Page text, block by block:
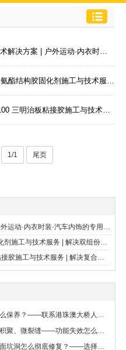
西卡纺织品胶粘剂技术解决方案 | 户外运动·内衣时装·汽车内饰的专用粘接 | 广州达高·西卡28年服务商
SikaForce®-7010 聚氨酯结构胶固化剂施工与技术服务 | 解决双组份结构胶的精确配比与防潮管理难题 | 广州达高·西卡28年服务商SikaForce 7010聚氨酯结构胶固化剂
SikaForce®-7710 L100 三明治板粘接胶施工与技术服务 | 解决复合板材的结构粘接与精确配比难题 | 广州达高·西卡28年服务商SikaForce 7710 L100三明治板粘接胶
1/1 尾页
SikaForce®-7010 聚氨酯结构胶固化剂施工与技术服务 | 解决双组份结构胶的精确配比与防潮管理难题 | 广州达高·西卡28年服务商SikaForce 7010聚氨酯结构胶固化剂
地坪施工商广州达高，免费出方案和技术交流，赠送小样品
——港珠澳大桥人工岛地坪施工商广州达高帮客户彻底解决烦恼
珠澳大桥人工岛地坪施工商广州达高一站式解决客户问题